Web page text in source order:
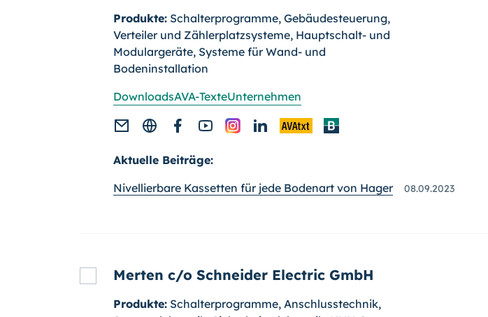
Produkte: Schalterprogramme, Gebäudesteuerung,
Verteiler und Zäh­ler­platz­systeme, Hauptschalt- und
Modulargeräte, Systeme für Wand- und
Bodeninstallation
DownloadsAVA-TexteUnternehmen
Aktuelle Beiträge:
Nivellierbare Kassetten für jede Bodenart von Hager
08.09.2023
Merten c/o Schneider Electric GmbH
Produkte: Schalterprogramme, Anschlusstechnik,